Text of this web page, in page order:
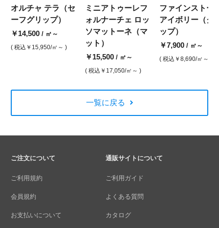
オルチャ テラ（セ
ーフグリップ）
￥14,500/ ㎡～
( 税込 ￥15,950/㎡～ )
ミニアトゥーレフ
ォルナーチェ ロッ
ソマットーネ（マ
ット）
￥15,500/ ㎡～
( 税込 ￥17,050/㎡～ )
ファインストー
アイボリー（グ
ップ）
￥7,900/ ㎡～
( 税込 ￥8,690/㎡～ )
一覧に戻る
ご注文について
ご利用規約
会員規約
お支払いについて
通販サイトについて
ご利用ガイド
よくある質問
カタログ